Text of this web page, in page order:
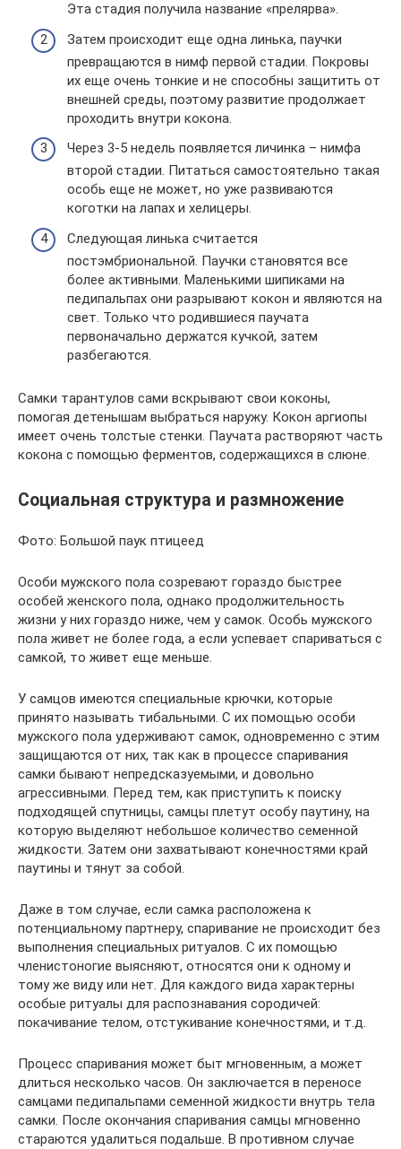
Эта стадия получила название «прелярва».
Затем происходит еще одна линька, паучки
превращаются в нимф первой стадии. Покровы
их еще очень тонкие и не способны защитить от
внешней среды, поэтому развитие продолжает
проходить внутри кокона.
Через 3-5 недель появляется личинка – нимфа
второй стадии. Питаться самостоятельно такая
особь еще не может, но уже развиваются
коготки на лапах и хелицеры.
Следующая линька считается
постэмбриональной. Паучки становятся все
более активными. Маленькими шипиками на
педипальпах они разрывают кокон и являются на
свет. Только что родившиеся паучата
первоначально держатся кучкой, затем
разбегаются.
Самки тарантулов сами вскрывают свои коконы,
помогая детенышам выбраться наружу. Кокон аргиопы
имеет очень толстые стенки. Паучата растворяют часть
кокона с помощью ферментов, содержащихся в слюне.
Социальная структура и размножение
Фото: Большой паук птицеед
Особи мужского пола созревают гораздо быстрее
особей женского пола, однако продолжительность
жизни у них гораздо ниже, чем у самок. Особь мужского
пола живет не более года, а если успевает спариваться с
самкой, то живет еще меньше.
У самцов имеются специальные крючки, которые
принято называть тибальными. С их помощью особи
мужского пола удерживают самок, одновременно с этим
защищаются от них, так как в процессе спаривания
самки бывают непредсказуемыми, и довольно
агрессивными. Перед тем, как приступить к поиску
подходящей спутницы, самцы плетут особу паутину, на
которую выделяют небольшое количество семенной
жидкости. Затем они захватывают конечностями край
паутины и тянут за собой.
Даже в том случае, если самка расположена к
потенциальному партнеру, спаривание не происходит без
выполнения специальных ритуалов. С их помощью
членистоногие выясняют, относятся они к одному и
тому же виду или нет. Для каждого вида характерны
особые ритуалы для распознавания сородичей:
покачивание телом, отстукивание конечностями, и т.д.
Процесс спаривания может быт мгновенным, а может
длиться несколько часов. Он заключается в переносе
самцами педипальпами семенной жидкости внутрь тела
самки. После окончания спаривания самцы мгновенно
стараются удалиться подальше. В противном случае